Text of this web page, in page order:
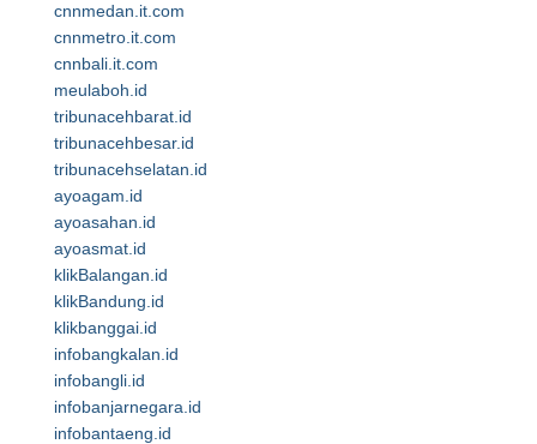
cnnmedan.it.com
cnnmetro.it.com
cnnbali.it.com
meulaboh.id
tribunacehbarat.id
tribunacehbesar.id
tribunacehselatan.id
ayoagam.id
ayoasahan.id
ayoasmat.id
klikBalangan.id
klikBandung.id
klikbanggai.id
infobangkalan.id
infobangli.id
infobanjarnegara.id
infobantaeng.id